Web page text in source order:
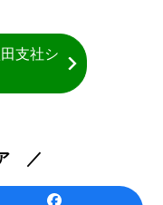
支社シ
／